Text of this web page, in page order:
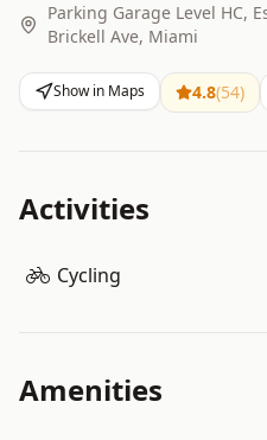
Parking Garage Level HC,
Brickell Ave, Miami
Show in Maps 4.8(54)
Activities
Cycling
Amenities